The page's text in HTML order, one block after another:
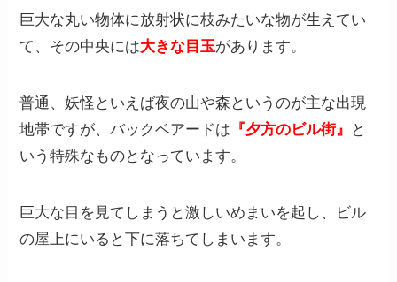
巨大な丸い物体に放射状に枝みたいな物が生えてい
て、その中央には大きな目玉があります。
普通、妖怪といえば夜の山や森というのが主な出現
地帯ですが、バックベアードは 『夕方のビル街』
と
いう特殊なものとなっています。
巨大な目を見てしまうと激しいめまいを起し、ビル
の屋上にいると下に落ちてしまいます。